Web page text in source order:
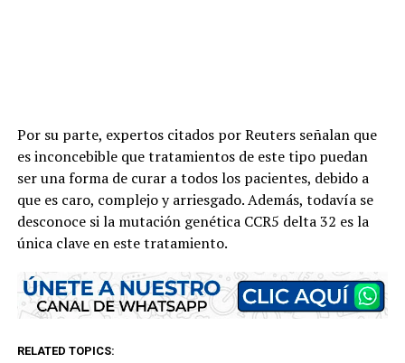
Por su parte, expertos citados por Reuters señalan que
es inconcebible que tratamientos de este tipo puedan
ser una forma de curar a todos los pacientes, debido a
que es caro, complejo y arriesgado. Además, todavía se
desconoce si la mutación genética CCR5 delta 32 es la
única clave en este tratamiento.
RELATED TOPICS: